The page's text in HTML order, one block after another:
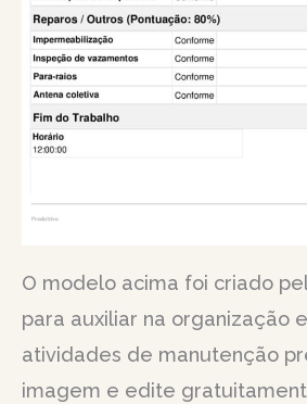
O modelo acima foi criado
para auxiliar na organização
atividades de manutenção
imagem e edite